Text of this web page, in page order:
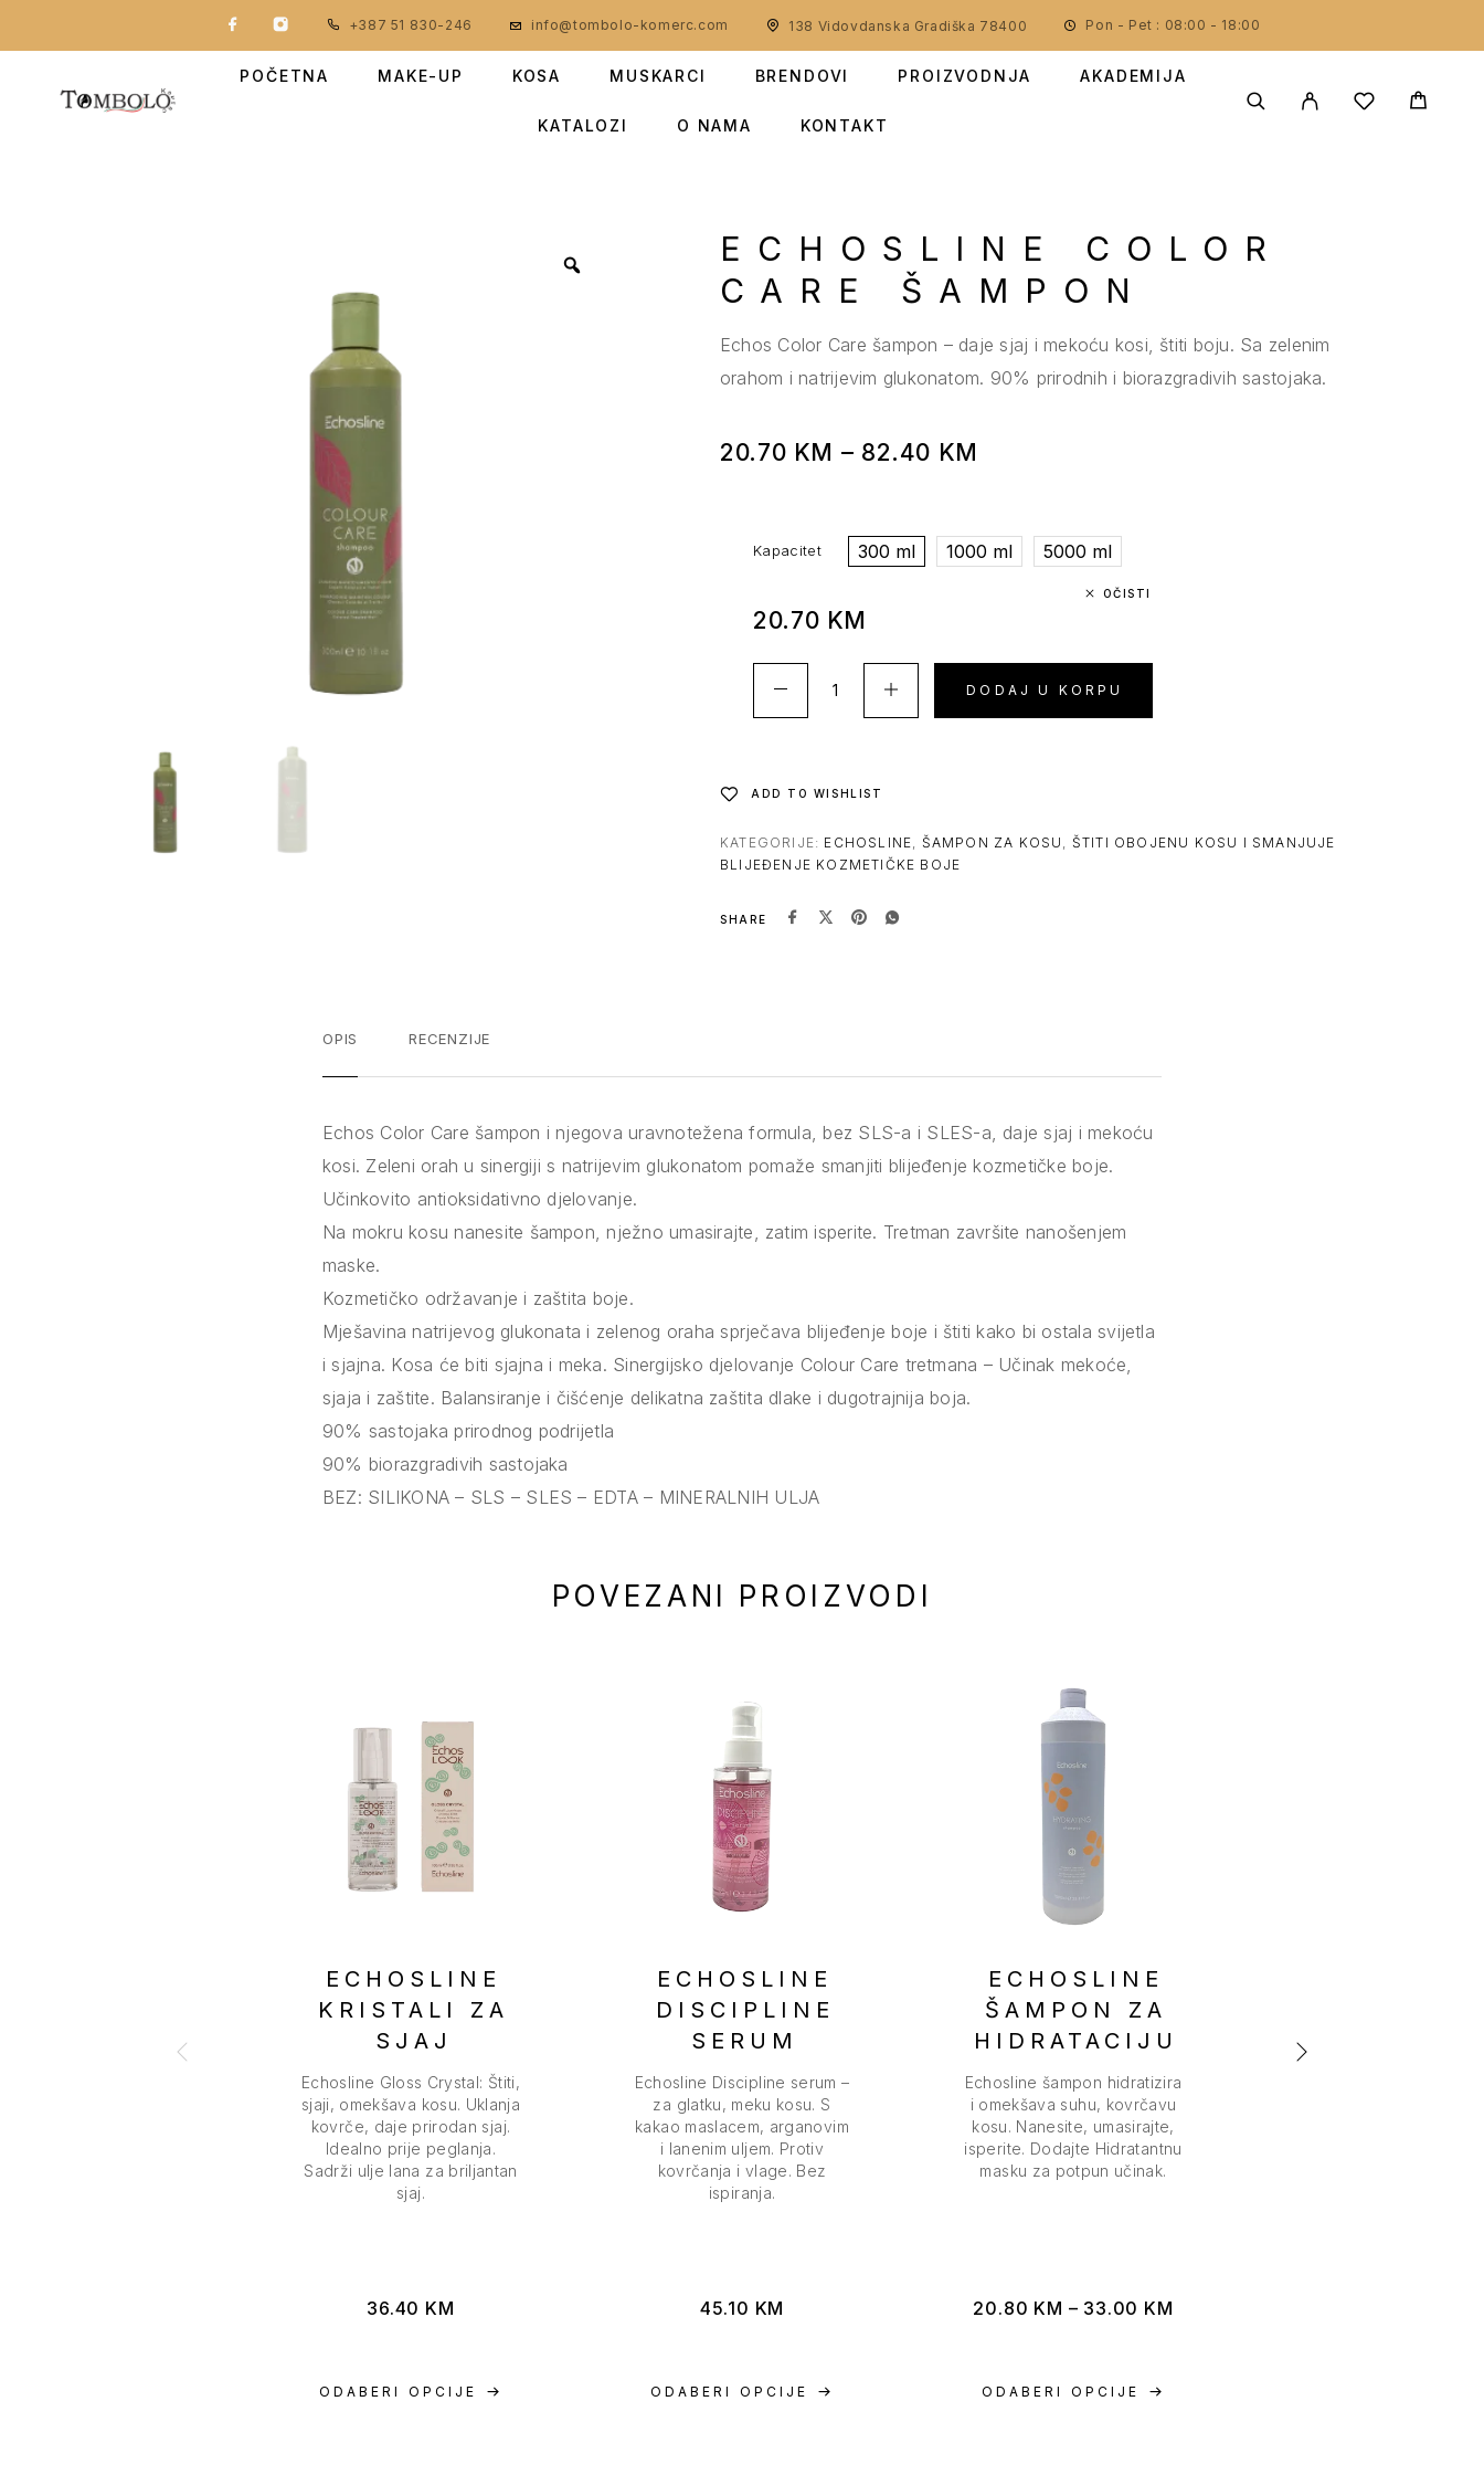
+387 51 830-246 info@tombolo-komerc.com 138 Vidovdanska Gradiška 78400 Pon - Pet : 08:00 - 18:00
POČETNA MAKE-UP KOSA MUSKARCI BRENDOVI PROIZVODNJA AKADEMIJA
KATALOZI O NAMA KONTAKT
ECHOSLINE COLOR
CARE ŠAMPON
Echos Color Care šampon – daje sjaj i mekoću kosi, štiti boju. Sa zelenim
orahom i natrijevim glukonatom. 90% prirodnih i biorazgradivih sastojaka.
20.70 KM – 82.40 KM
Kapacitet 300 ml 1000 ml 5000 ml
OČISTI
20.70 KM
DODAJ U KORPU
ADD TO WISHLIST
KATEGORIJE: ECHOSLINE, ŠAMPON ZA KOSU , ŠTITI OBOJENU KOSU I SMANJUJE
BLIJEĐENJE KOZMETIČKE BOJE
SHARE
OPIS RECENZIJE
Echos Color Care šampon i njegova uravnotežena formula, bez SLS-a i SLES-a, daje sjaj i mekoću
kosi. Zeleni orah u sinergiji s natrijevim glukonatom pomaže smanjiti blijeđenje kozmetičke boje.
Učinkovito antioksidativno djelovanje.
Na mokru kosu nanesite šampon, nježno umasirajte, zatim isperite. Tretman završite nanošenjem
maske.
Kozmetičko održavanje i zaštita boje.
Mješavina natrijevog glukonata i zelenog oraha sprječava blijeđenje boje i štiti kako bi ostala svijetla
i sjajna. Kosa će biti sjajna i meka. Sinergijsko djelovanje Colour Care tretmana – Učinak mekoće,
sjaja i zaštite. Balansiranje i čišćenje delikatna zaštita dlake i dugotrajnija boja.
90% sastojaka prirodnog podrijetla
90% biorazgradivih sastojaka
BEZ: SILIKONA – SLS – SLES – EDTA – MINERALNIH ULJA
POVEZANI PROIZVODI
ODABERI OPCIJE
ECHOSLINE
KRISTALI ZA
SJAJ
Echosline Gloss Crystal: Štiti,
sjaji, omekšava kosu. Uklanja
kovrče, daje prirodan sjaj.
Idealno prije peglanja.
Sadrži ulje lana za briljantan
sjaj.
36.40 KM
ODABERI OPCIJE
ECHOSLINE
DISCIPLINE
SERUM
Echosline Discipline serum –
za glatku, meku kosu. S
kakao maslacem, arganovim
i lanenim uljem. Protiv
kovrčanja i vlage. Bez
ispiranja.
45.10 KM
ODABERI OPCIJE
ECHOSLINE
ŠAMPON ZA
HIDRATACIJU
Echosline šampon hidratizira
i omekšava suhu, kovrčavu
kosu. Nanesite, umasirajte,
isperite. Dodajte Hidratantnu
masku za potpun učinak.
20.80 KM – 33.00 KM